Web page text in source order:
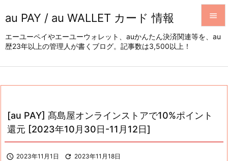
au PAY / au WALLET カード 情報
エーユーペイやエーユーウォレット、auかんたん決済関連等を、au
歴23年以上の管理人が書くブログ。記事数は3,500以上！





[au PAY] 髙島屋オンラインストアで10%ポイント
還元 [2023年10月30日-11月12日]
 2023年11月1日  2023年11月18日